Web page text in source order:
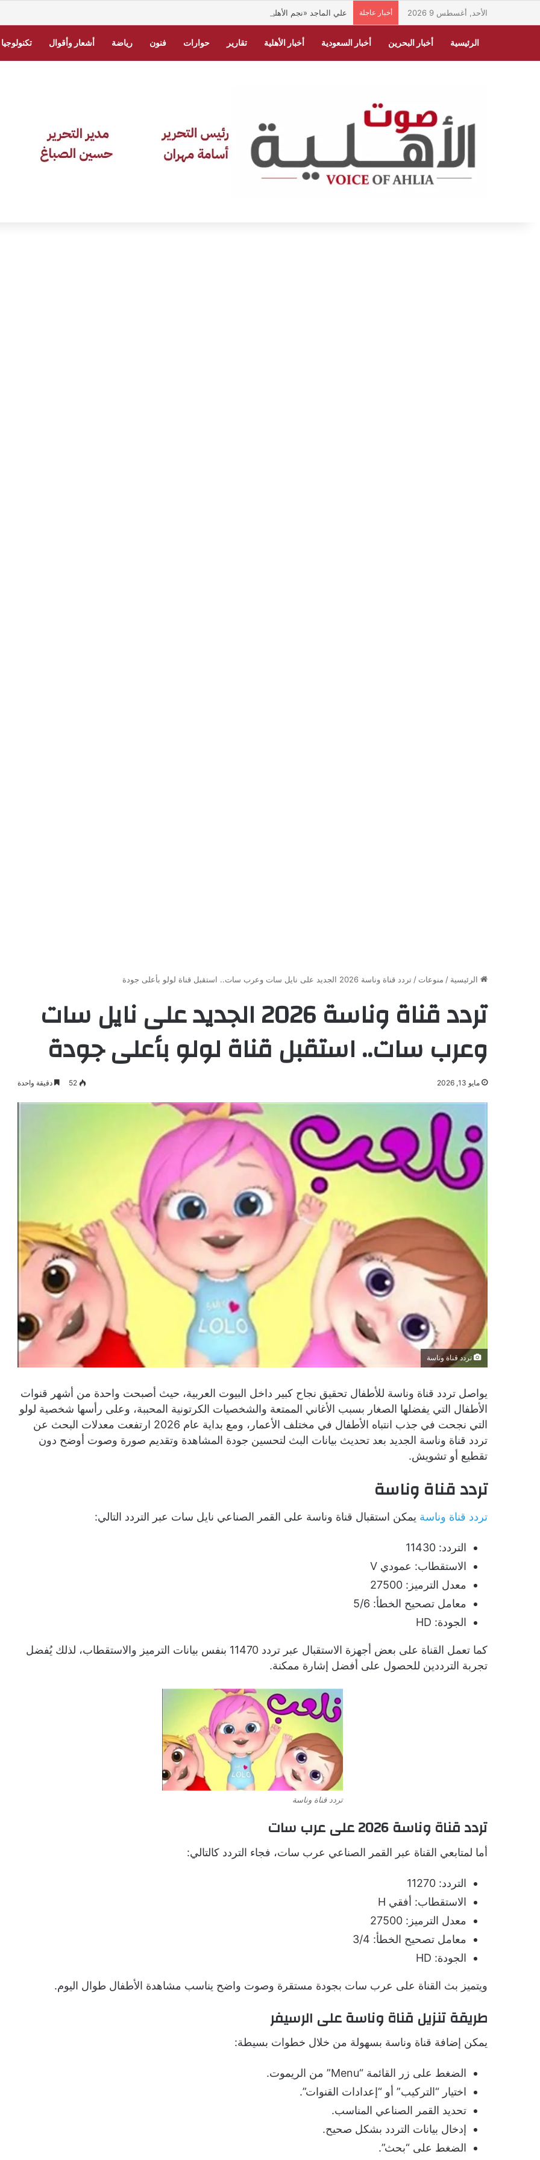
الأحد, أغسطس 9 2026 أخبار عاجلة علي الماجد «نجم الأهلية» للشهر الثاني.. تكريم جديد يعكس ثقافة التميز بالجامعة
الرئيسية أخبار البحرين أخبار السعودية أخبار الأهلية تقارير حوارات فنون رياضة أشعار وأقوال
الرئيسية / منوعات / تردد قناة وناسة 2026 الجديد على نايل سات وعرب سات.. استقبل قناة لولو بأعلى جودة
تردد قناة وناسة 2026 الجديد على نايل سات
وعرب سات.. استقبل قناة لولو بأعلى جودة
مايو 13, 2026 52 دقيقة واحدة
تردد قناة وناسة
يواصل تردد قناة وناسة للأطفال تحقيق نجاح كبير داخل البيوت العربية، حيث أصبحت واحدة من أشهر قنوات
الأطفال التي يفضلها الصغار بسبب الأغاني الممتعة والشخصيات الكرتونية المحببة، وعلى رأسها شخصية لولو
التي نجحت في جذب انتباه الأطفال في مختلف الأعمار، ومع بداية عام 2026 ارتفعت معدلات البحث عن
تردد قناة وناسة الجديد بعد تحديث بيانات البث لتحسين جودة المشاهدة وتقديم صورة وصوت أوضح دون
تقطيع أو تشويش.
تردد قناة وناسة
تردد قناة وناسة يمكن استقبال قناة وناسة على القمر الصناعي نايل سات عبر التردد التالي:
التردد: 11430
الاستقطاب: عمودي V
معدل الترميز: 27500
معامل تصحيح الخطأ: 5/6
الجودة: HD
كما تعمل القناة على بعض أجهزة الاستقبال عبر تردد 11470 بنفس بيانات الترميز والاستقطاب، لذلك يُفضل
تجربة الترددين للحصول على أفضل إشارة ممكنة.
تردد قناة وناسة
تردد قناة وناسة 2026 على عرب سات
أما لمتابعي القناة عبر القمر الصناعي عرب سات، فجاء التردد كالتالي:
التردد: 11270
الاستقطاب: أفقي H
معدل الترميز: 27500
معامل تصحيح الخطأ: 3/4
الجودة: HD
ويتميز بث القناة على عرب سات بجودة مستقرة وصوت واضح يناسب مشاهدة الأطفال طوال اليوم.
طريقة تنزيل قناة وناسة على الرسيفر
يمكن إضافة قناة وناسة بسهولة من خلال خطوات بسيطة:
الضغط على زر القائمة “Menu” من الريموت.
اختيار “التركيب” أو “إعدادات القنوات”.
تحديد القمر الصناعي المناسب.
إدخال بيانات التردد بشكل صحيح.
الضغط على “بحث”.